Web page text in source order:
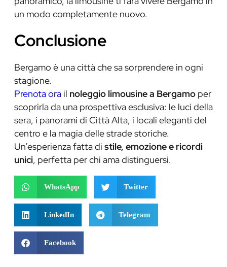
un modo completamente nuovo.
Conclusione
Bergamo è una città che sa sorprendere in ogni
stagione.
Prenota ora il noleggio limousine a Bergamo per
scoprirla da una prospettiva esclusiva: le luci della
sera, i panorami di Città Alta, i locali eleganti del
centro e la magia delle strade storiche.
Un’esperienza fatta di stile, emozione e ricordi
unici, perfetta per chi ama distinguersi.
WhatsApp Twitter
LinkedIn Telegram
Facebook